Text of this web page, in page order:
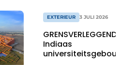
EXTERIEUR 3 JULI 2026
GRENSVERLEGGEND:
Indiaas
universiteitsgebouw